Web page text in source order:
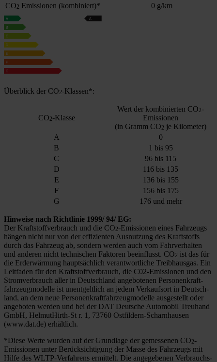
CO2 Emis­sio­nen (kom­bi­niert)* 0 g/km
Über­blick der CO2-Klas­sen*:
CO2-Klas­se
Wert der kom­bi­nier­ten CO2-
Emis­sio­nen
(in Gramm CO2 je Kilo­me­ter)
A
0
B
1 bis 95
C
96 bis 115
D
116 bis 135
E
136 bis 155
F
156 bis 175
G
176 und mehr
Hin­wei­se nach Richt­li­nie 1999/ 94/ EG:
Der Kraft­stoff­ver­brauch und die CO2-Emis­sio­nen eines Fahr­zeugs
hän­gen nicht nur von der effi­zi­en­ten Aus­nut­zung des Kraft­stoffs
durch das Fahr­zeug ab, son­dern wer­den auch vom Fahr­ver­hal­ten
und ande­ren nicht tech­ni­schen Fak­to­ren beein­flusst. CO2 ist das für
die Erd­er­wär­mung haupt­säch­lich ver­ant­wort­li­che Treib­haus­gas. Ein
Leit­fa­den für den Kraft­stoff­ver­brauch, die C02-Emis­­sio­­nen und den
Strom­ver­brauch aller in Deutsch­land ange­bo­te­nen Per­so­nen­kraft­
fahr­zeug­mo­del­le ist unent­gelt­lich an jedem Ver­kaufs­ort in Deutsch­
land, an dem neue Per­so­nen­kraft­fahr­zeug­mo­del­le aus­ge­stellt oder
ange­bo­ten wer­den und bei der DAT Deut­sche Auto­mo­bil Treu­hand
GmbH, Hel­­mu­t­Hirth-St r. 1, 73760 Ost­­fil­­dern-Scharn­hau­­sen
(www.dat.de) erhält­lich.
*Die­se Wer­te wur­den auf der Grund­la­ge der gemes­se­nen CO2-
Emis­sio­nen unter Berück­sich­ti­gung der Mas­se des Fahr­zeugs mit
Hil­fe des WLTP-Ver­­­fah­­rens ermit­telt. Die ange­ge­be­nen Ver­­­brauchs-